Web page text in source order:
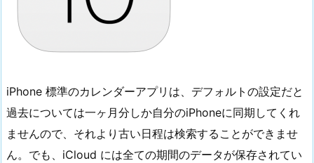
iPhone 標準のカレンダーアプリは、デフォルトの設定だと
過去については一ヶ月分しか自分のiPhoneに同期してくれ
ませんので、それより古い日程は検索することができませ
ん。でも、iCloud には全ての期間のデータが保存されてい